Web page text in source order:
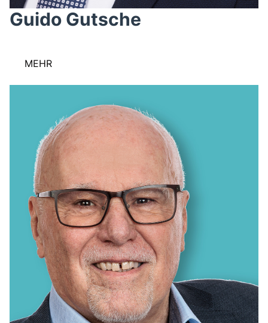
Guido Gutsche
MEHR